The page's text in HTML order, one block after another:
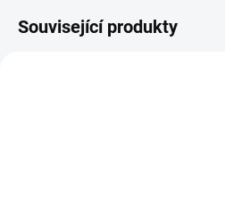
Související produkty